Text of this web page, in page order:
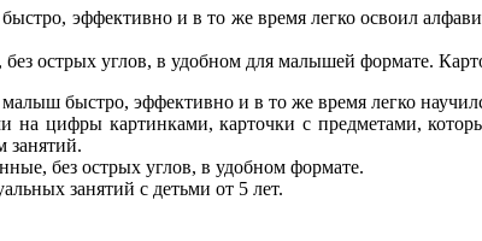
эффективно и в то же время легко освоил
острых углов, в удобном для малышей формате.
быстро, эффективно и в то же время легко
на цифры картинками, карточки с предметами,
занятий.
без острых углов, в удобном формате.
занятий с детьми от 5 лет.